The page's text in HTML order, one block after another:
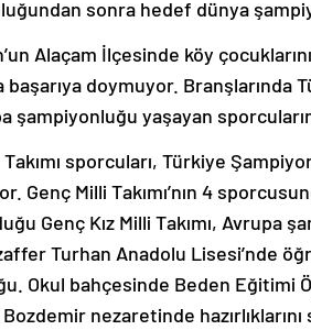
sonra hedef dünya
Alaçam İlçesinde köy
doymuyor. Branşlarında
şampiyonluğu yaşayan
sporcuları, Türkiye
Genç Milli Takımı’nın 4
Genç Kız Milli Takımı,
Turhan Anadolu Lisesi’nde
Okul bahçesinde Beden Eğitimi
nezaretinde